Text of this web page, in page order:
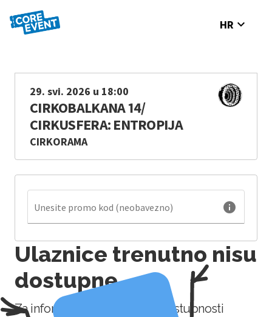
HR expand_more
29. svi. 2026 u 18:00
CIRKOBALKANA 14/
CIRKUSFERA: ENTROPIJA
CIRKORAMA
Unesite promo kod (neobavezno) info
Ulaznice trenutno nisu
dostupne
Za informaciju o naknadnoj dostupnosti